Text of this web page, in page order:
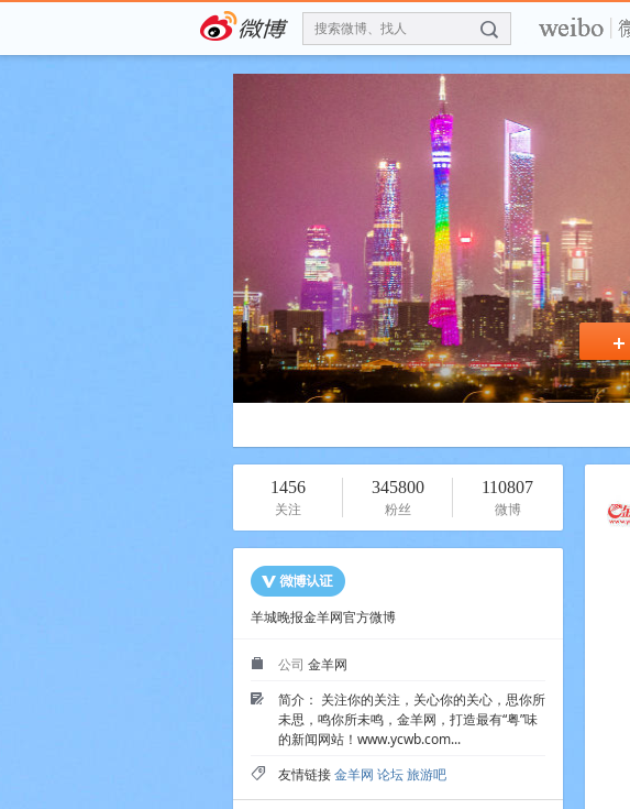
搜索微博、找人 f
+
1456
关注
345800
粉丝
110807
微博
羊城晚报金羊网官方微博
3 公司 金羊网
Ü
简介： 关注你的关注，关心你的关心，思你所
未思，鸣你所未鸣，金羊网，打造最有“粤”味
的新闻网站！www.ycwb.com...
T 友情链接金羊网 论坛旅游吧